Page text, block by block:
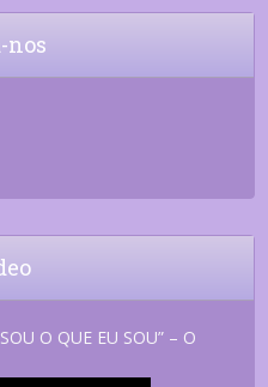
nos
O QUE EU SOU” – O